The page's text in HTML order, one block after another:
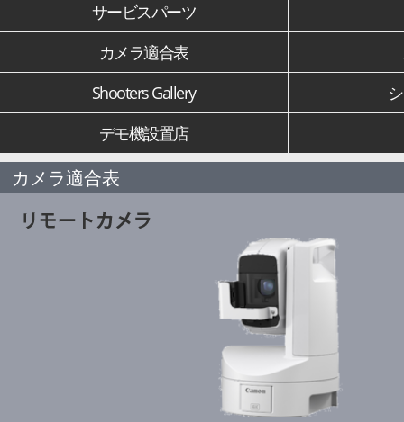
サービスパーツ
カメラ適合表
Shooters Gallery
デモ機設置店
カメラ適合表